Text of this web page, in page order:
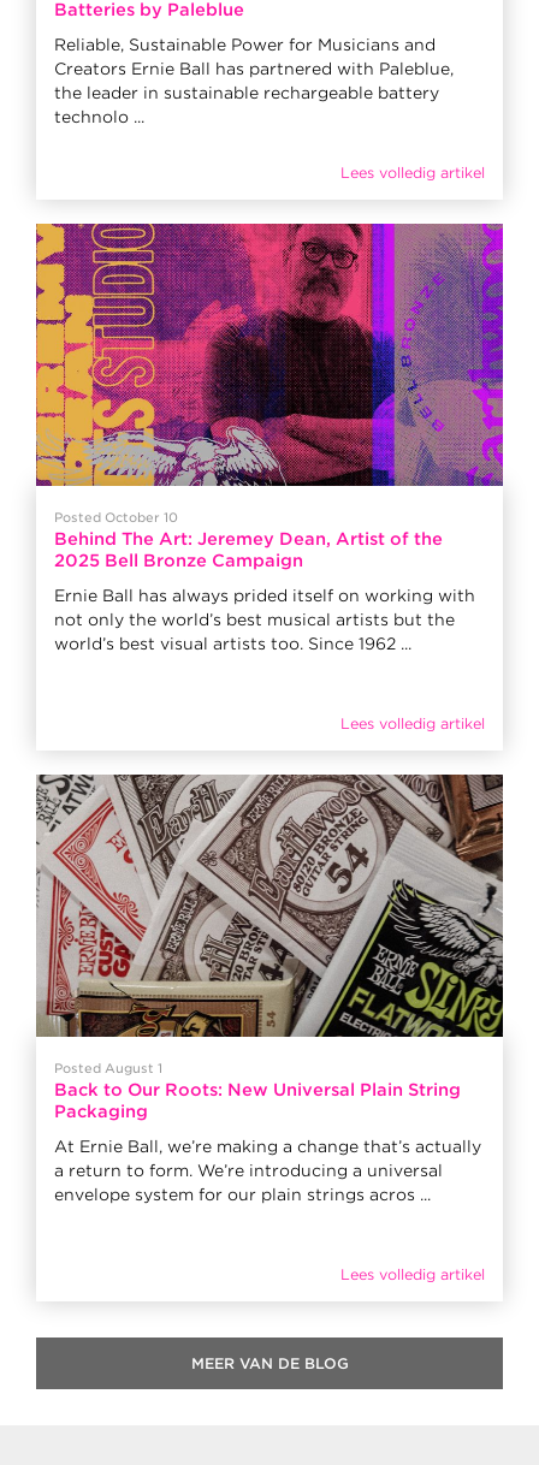
Batteries by Paleblue
Reliable, Sustainable Power for Musicians and
Creators Ernie Ball has partnered with Paleblue,
the leader in sustainable rechargeable battery
technolo ...
Lees volledig artikel
Posted October 10
Behind The Art: Jeremey Dean, Artist of the
2025 Bell Bronze Campaign
Ernie Ball has always prided itself on working with
not only the world’s best musical artists but the
world’s best visual artists too. Since 1962 ...
Lees volledig artikel
Posted August 1
Back to Our Roots: New Universal Plain String
Packaging
At Ernie Ball, we’re making a change that’s actually
a return to form. We’re introducing a universal
envelope system for our plain strings acros ...
Lees volledig artikel
MEER VAN DE BLOG